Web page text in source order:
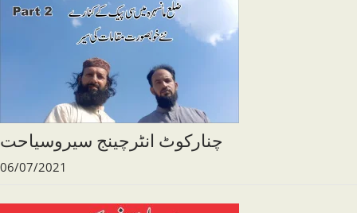
چنارکوٹ انٹرچینج سیروسیاحت
06/07/2021